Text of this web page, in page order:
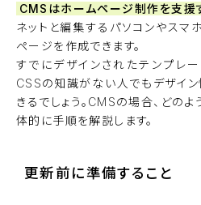
CMSはホームページ制作を支援
ネットと編集するパソコンやスマ
ページを作成できます。
すでにデザインされたテンプレ
CSSの知識がない人でもデザイ
きるでしょう。CMSの場合、どの
体的に手順を解説します。
更新前に準備すること